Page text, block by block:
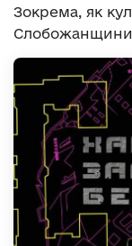
Зокрема, як